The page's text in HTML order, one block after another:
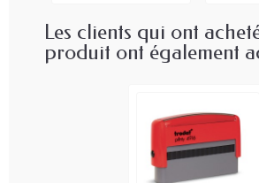
Les clients qui ont
produit ont également